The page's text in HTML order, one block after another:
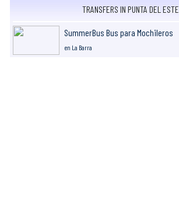
TRANSFERS IN PUNTA DEL ESTE
SummerBus Bus para Mochileros
en La Barra